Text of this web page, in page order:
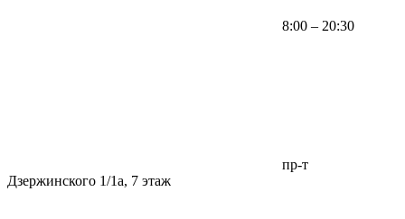
8:00 – 20:30
пр-т
Дзержинского 1/1а, 7 этаж